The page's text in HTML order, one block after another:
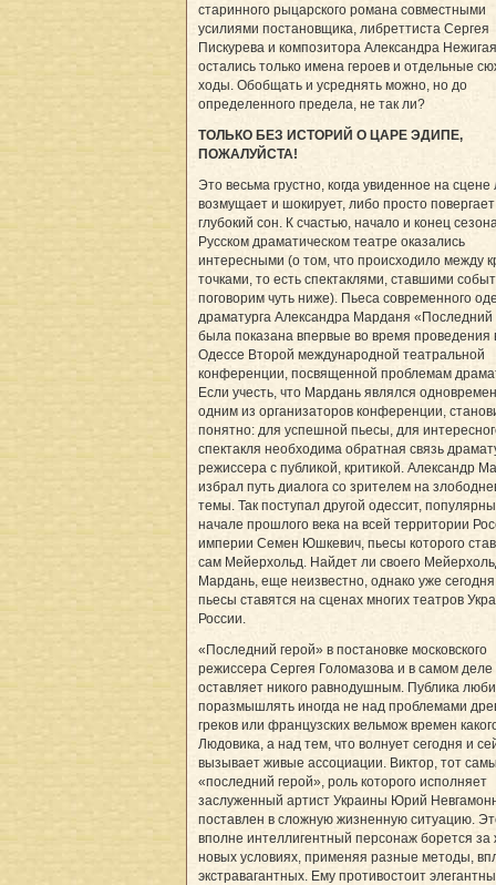
старинного рыцарского романа совместными
усилиями постановщика, либреттиста Сергея
Пискурева и композитора Александра Нежигая
остались только имена героев и отдельные
ходы. Обобщать и усреднять можно, но до
определенного предела, не так ли?
ТОЛЬКО БЕЗ ИСТОРИЙ О ЦАРЕ ЭДИПЕ,
ПОЖАЛУЙСТА!
Это весьма грустно, когда увиденное на сцене
возмущает и шокирует, либо просто
глубокий сон. К счастью, начало и конец
Русском драматическом театре оказались
интересными (о том, что происходило между
точками, то есть спектаклями, ставшими
поговорим чуть ниже). Пьеса современного
драматурга Александра Марданя «Последний
была показана впервые во время проведения
Одессе Второй международной театральной
конференции, посвященной проблемам
Если учесть, что Мардань являлся
одним из организаторов конференции,
понятно: для успешной пьесы, для
спектакля необходима обратная связь
режиссера с публикой, критикой. Александр
избрал путь диалога со зрителем на
темы. Так поступал другой одессит,
начале прошлого века на всей территории
империи Семен Юшкевич, пьесы которого
сам Мейерхольд. Найдет ли своего
Мардань, еще неизвестно, однако уже сегодня
пьесы ставятся на сценах многих театров
России.
«Последний герой» в постановке московского
режиссера Сергея Голомазова и в самом деле
оставляет никого равнодушным. Публика
поразмышлять иногда не над проблемами
греков или французских вельмож времен
Людовика, а над тем, что волнует сегодня и
вызывает живые ассоциации. Виктор, тот
«последний герой», роль которого исполняет
заслуженный артист Украины Юрий
поставлен в сложную жизненную ситуацию.
вполне интеллигентный персонаж борется за
новых условиях, применяя разные методы,
экстравагантных. Ему противостоит